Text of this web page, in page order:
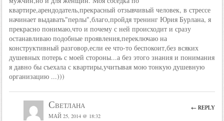
квартире,арендодатель,прекрасный отзывчивый человек, в стрессе
начинает выдавать"перлы",благо,пройдя тренинг Юрия Бурлана, я
прекрасно понимаю,что и почему с ней происходит и сразу
останавливаю подобные проявления,переключаю на
конструктивный разговор,если ее что-то беспокоит,без всяких
душевных потерь с моей стороны...а без этого знания и понимания
я давно бы съехала с квартиры,учитывая мою тонкую душевную
организацию ...)))
Светлана
МАЙ 25, 2014 @ 18:32
← REPLY